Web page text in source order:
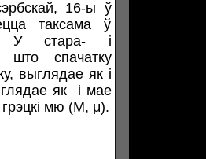
16-ы ў
таксама ў
У стара- і
што спачатку
выглядае як і
як
і мае
мю (Μ, μ).